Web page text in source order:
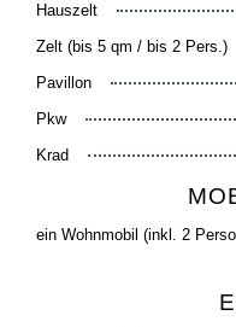
Hauszelt
Zelt (bis 5 qm / bis 2 Pers.)
Pavillon
Pkw
Krad
ein Wohnmobil (inkl. 2